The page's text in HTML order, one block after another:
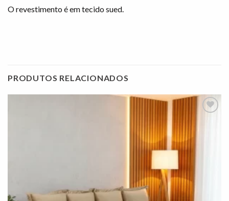
O revestimento é em tecido sued.
PRODUTOS RELACIONADOS
Adicionar